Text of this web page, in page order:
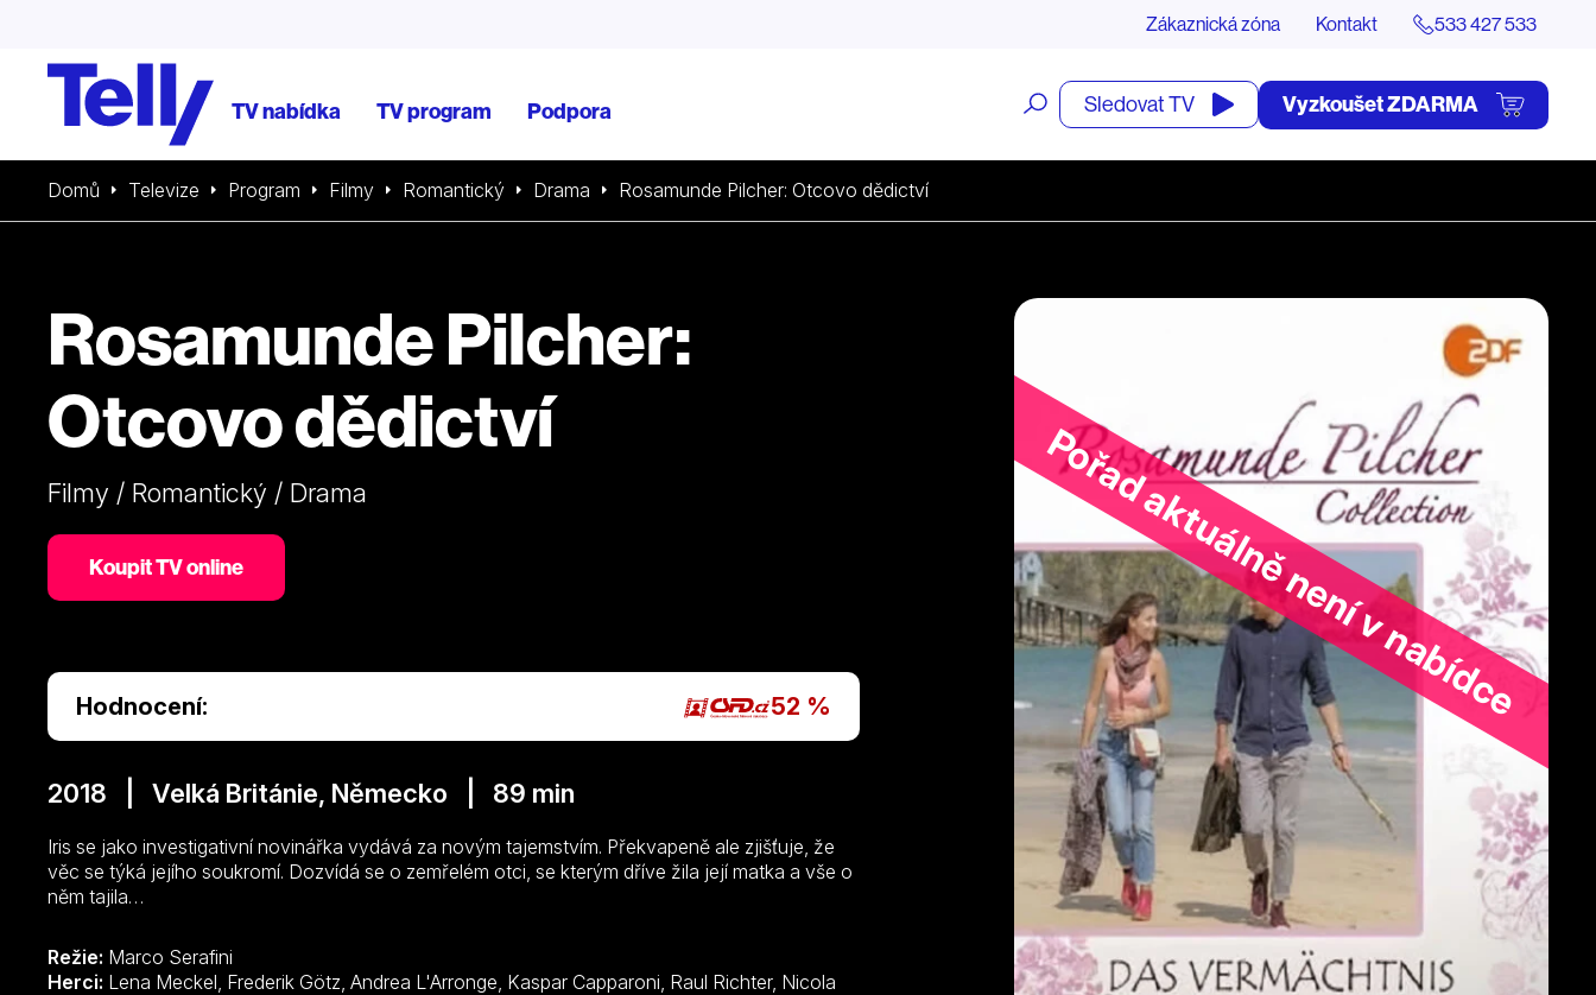
Zákaznická zóna Kontakt 533 427 533
TV nabídka TV program Podpora
Otevřít
vyhledávání
Sledovat TV Vyzkoušet ZDARMA
Domů Televize Program Filmy Romantický Drama Rosamunde Pilcher: Otcovo dědictví
Pořad aktuálně není v nabídce
Rosamunde Pilcher:
Otcovo dědictví
Filmy / Romantický / Drama
Koupit TV online
Hodnocení: 52 %
2018 | Velká Británie, Německo | 89 min
Iris se jako investigativní novinářka vydává za novým tajemstvím. Překvapeně ale zjišťuje, že
věc se týká jejího soukromí. Dozvídá se o zemřelém otci, se kterým dříve žila její matka a vše o
něm tajila…
Režie: Marco Serafini
Herci: